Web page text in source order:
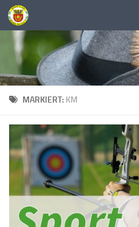
Unter dem Inhalt
MARKIERT: KM